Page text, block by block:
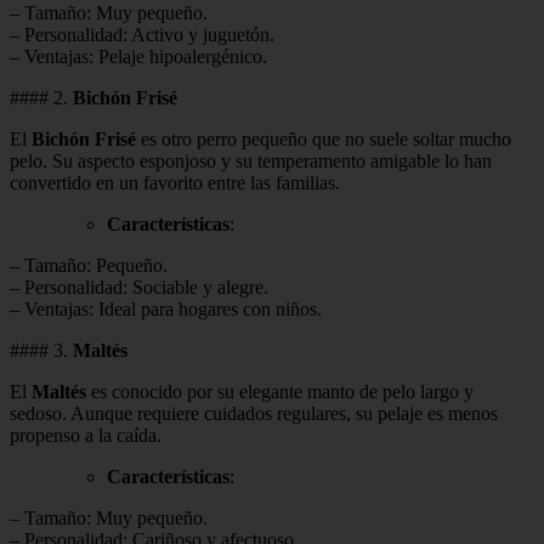
– Tamaño: Muy pequeño.
– Personalidad: Activo y juguetón.
– Ventajas: Pelaje hipoalergénico.
#### 2. Bichón Frisé
El Bichón Frisé es otro perro pequeño que no suele soltar mucho
pelo. Su aspecto esponjoso y su temperamento amigable lo han
convertido en un favorito entre las familias.
Características:
– Tamaño: Pequeño.
– Personalidad: Sociable y alegre.
– Ventajas: Ideal para hogares con niños.
#### 3. Maltés
El Maltés es conocido por su elegante manto de pelo largo y
sedoso. Aunque requiere cuidados regulares, su pelaje es menos
propenso a la caída.
Características:
– Tamaño: Muy pequeño.
– Personalidad: Cariñoso y afectuoso.